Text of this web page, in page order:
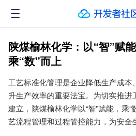
陕煤榆林化学：以“智”赋
乘“数”而上
工艺标准化管理是企业降低生产成本
升生产效率的重要法宝。为切实推进
建立，陕煤榆林化学以“智”赋能，乘
艺流程管理和过程管控能力，为安全